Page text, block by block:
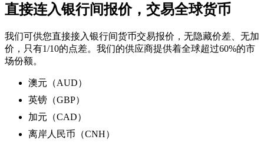
直接连入银行间报价，交易全球货币
我们可供您直接接入银行间货币交易报价，无隐藏价差、无加
价，只有1/10的点差。我们的供应商提供着全球超过60%的市
场份额。
澳元（AUD）
英镑（GBP）
加元（CAD）
离岸人民币（CNH）